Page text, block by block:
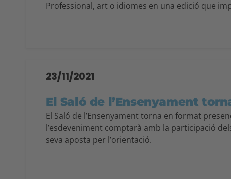
Professional, art o idiomes en una edició que
23/11/2021
El Saló de l’Ensenyament
El Saló de l’Ensenyament torna en format
l’esdeveniment comptarà amb la participació
seva aposta per l’orientació.